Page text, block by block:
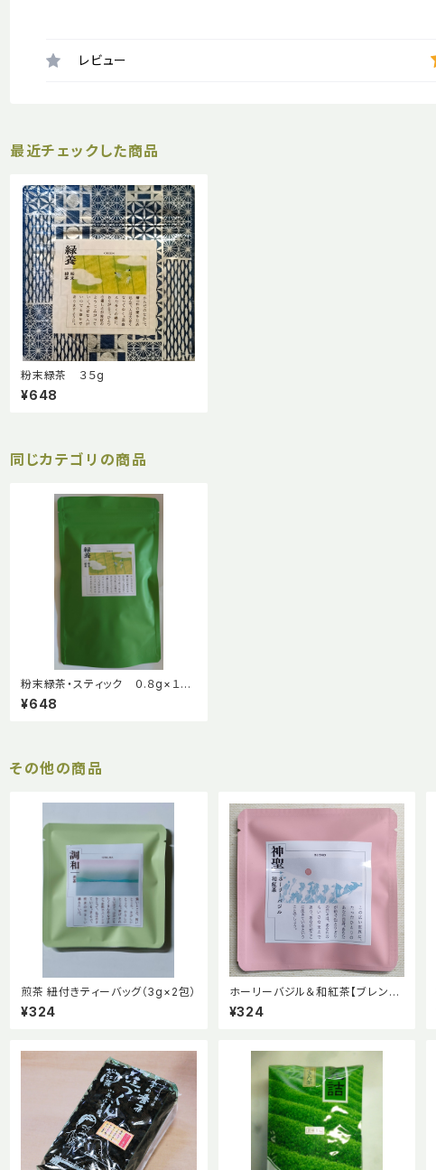
レビュー
最近チェックした商品
粉末緑茶 ３５g
¥648
同じカテゴリの商品
粉末緑茶・スティック ０.８g×１５
包
¥648
その他の商品
煎茶 紐付きティーバッグ（3g×2包）
¥324
ホーリーバジル＆和紅茶【ブレンド
ハーブティー】
¥324